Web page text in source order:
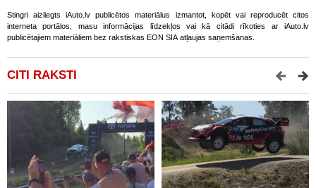
Stingri aizliegts iAuto.lv publicētos materiālus izmantot, kopēt vai reproducēt citos
interneta portālos, masu informācijas līdzekļos vai kā citādi rīkoties ar iAuto.lv
publicētajiem materiāliem bez rakstiskas EON SIA atļaujas saņemšanas.
CITI RAKSTI